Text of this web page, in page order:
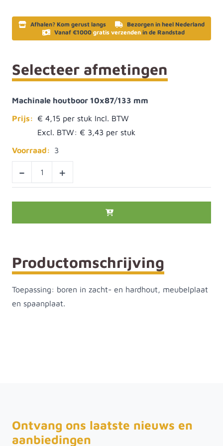
Afhalen? Kom gerust langs
Bezorgen in heel Nederland
Vanaf €1000 gratis verzenden in de Randstad
Selecteer afmetingen
Machinale houtboor 10x87/133 mm
Prijs: € 4,15
Excl. BTW: € 3,43
Voorraad:
3
- +
Productomschrijving
Toepassing: boren in zacht- en hardhout, meubelplaat
en spaanplaat.
Ontvang ons laatste nieuws en
aanbiedingen